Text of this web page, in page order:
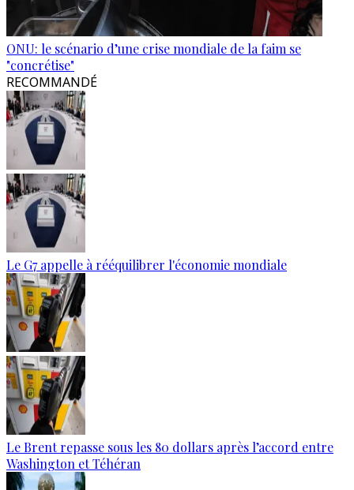
ONU: le scénario d’une crise mondiale de la faim se
"concrétise"
RECOMMANDÉ
Le G7 appelle à rééquilibrer l'économie mondiale
Le Brent repasse sous les 80 dollars après l’accord entre
Washington et Téhéran